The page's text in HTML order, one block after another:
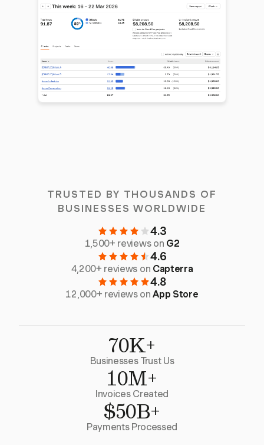
TRUSTED BY THOUSANDS OF
BUSINESSES WORLDWIDE
4.3
1,500+ reviews on G2
4.6
4,200+ reviews on Capterra
4.8
12,000+ reviews onApp Store
70K+
Businesses Trust Us
10M+
Invoices Created
$50B+
Payments Processed